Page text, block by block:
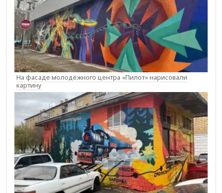
На фасаде молодёжного центра «Пилот» нарисовали
картину